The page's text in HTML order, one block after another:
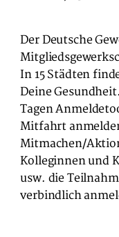
Der Deutsche
In 15 Städten
Deine
Tagen
Mitfahrt
Mitmachen/
Kolleginnen und
usw. die
verbindlich